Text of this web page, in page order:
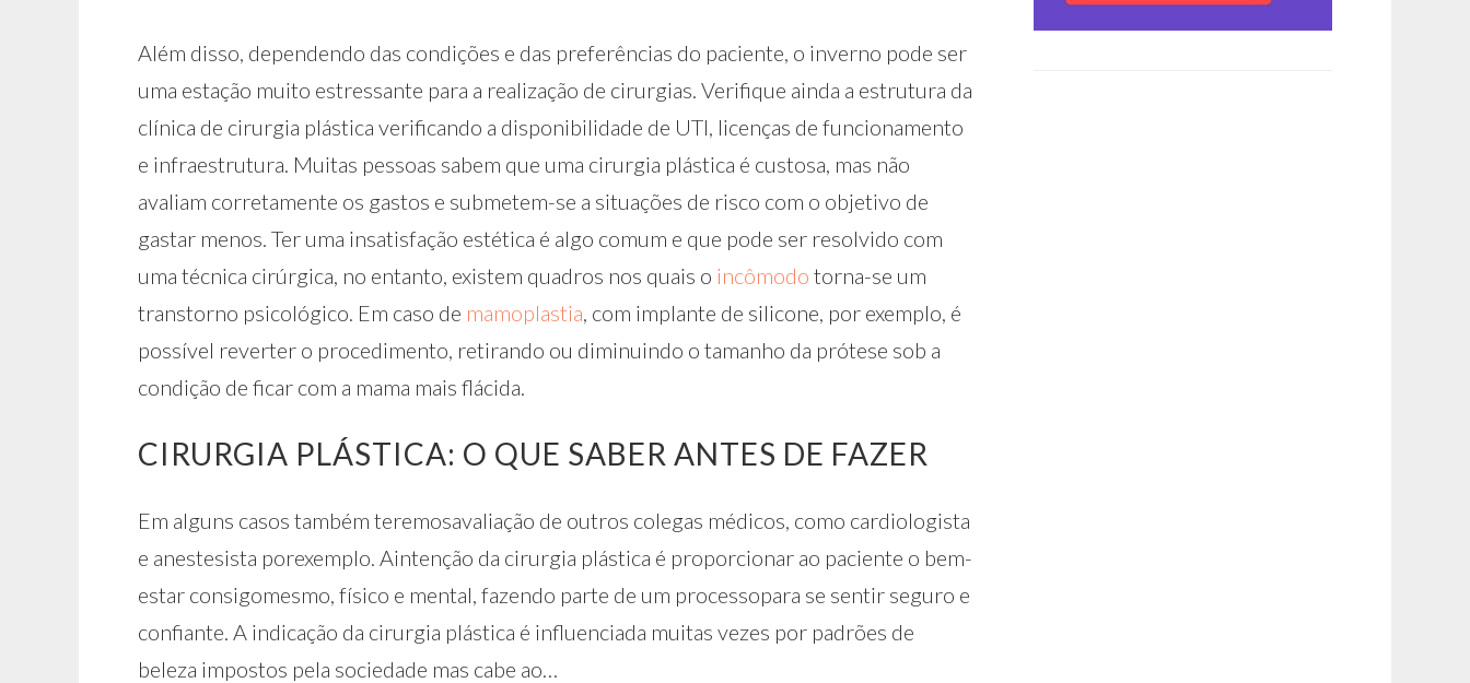
Além disso, dependendo das condições e das preferências do paciente, o inverno pode ser
uma estação muito estressante para a realização de cirurgias. Verifique ainda a estrutura da
clínica de cirurgia plástica verificando a disponibilidade de UTI, licenças de funcionamento
e infraestrutura. Muitas pessoas sabem que uma cirurgia plástica é custosa, mas não
avaliam corretamente os gastos e submetem-se a situações de risco com o objetivo de
gastar menos. Ter uma insatisfação estética é algo comum e que pode ser resolvido com
uma técnica cirúrgica, no entanto, existem quadros nos quais o incômodo torna-se um
transtorno psicológico. Em caso de mamoplastia, com implante de silicone, por exemplo, é
possível reverter o procedimento, retirando ou diminuindo o tamanho da prótese sob a
condição de ficar com a mama mais flácida.
CIRURGIA PLÁSTICA: O QUE SABER ANTES DE FAZER
Em alguns casos também teremosavaliação de outros colegas médicos, como cardiologista
e anestesista porexemplo. Aintenção da cirurgia plástica é proporcionar ao paciente o bem-
estar consigomesmo, físico e mental, fazendo parte de um processopara se sentir seguro e
confiante. A indicação da cirurgia plástica é influenciada muitas vezes por padrões de
beleza impostos pela sociedade mas cabe ao…